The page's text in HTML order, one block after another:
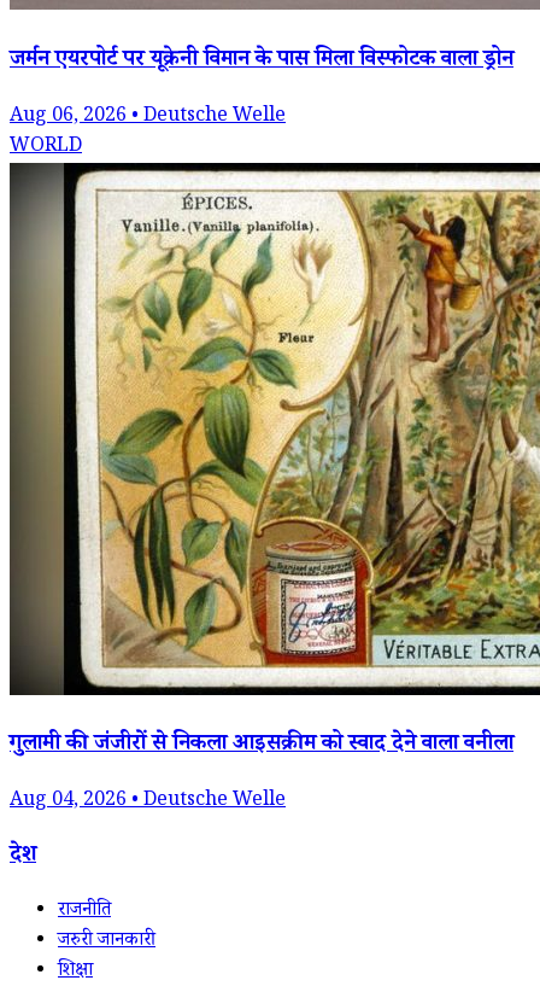
जर्मन एयरपोर्ट पर यूक्रेनी विमान के पास मिला विस्फोटक वाला ड्रोन
Aug 06, 2026 • Deutsche Welle
WORLD
गुलामी की जंजीरों से निकला आइसक्रीम को स्वाद देने वाला वनीला
Aug 04, 2026 • Deutsche Welle
देश
राजनीति
जरुरी जानकारी
शिक्षा